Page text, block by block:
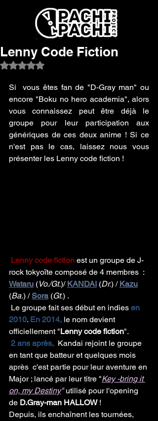
Lenny Code Fiction
Noté NaN étoiles sur 5.
Si  vous êtes fan de "D-Gray man" ou
encore "Boku no hero academia", alors
vous connaissez peut être déjà le
groupe pour leur participation aux
génériques de ces deux anime ! Si ce
n'est pas le cas, laissez nous vous
présenter les Lenny code fiction !
Lenny code fiction est un groupe de J-
rock tokyoïte composé de 4 membres  :
Wataru (Vo./Gt.)/ KANDAI (Dr.) / Kazu
(Ba.) / Sora (Gt.) .
Le groupe fait ses début en indies en
2010. En 2014, le nom devient
officiellement "Lenny code fiction".
2 ans après,
  Kandai rejoint le groupe
en tant que batteur et quelques mois
après  c'est partie pour leur aventure en
Major ; lancé par leur titre "Key -bring it
on, my Destiny" utilisé pour l'opening
de D.Gray-man HALLOW !
Depuis, ils enchaînent les tournées,